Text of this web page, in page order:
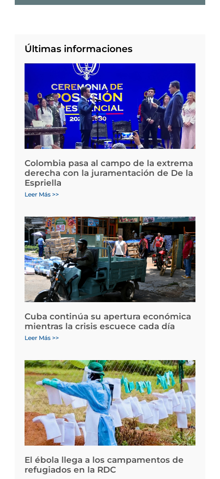
Últimas informaciones
Colombia pasa al campo de la extrema
derecha con la juramentación de De la
Espriella
Leer Más >>
Cuba continúa su apertura económica
mientras la crisis escuece cada día
Leer Más >>
El ébola llega a los campamentos de
refugiados en la RDC